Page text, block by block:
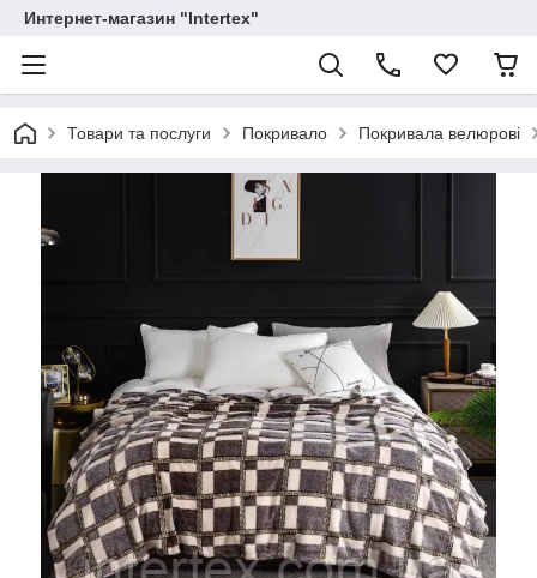
Интернет-магазин "Intertex"
Товари та послуги Покривало Покривала велюрові